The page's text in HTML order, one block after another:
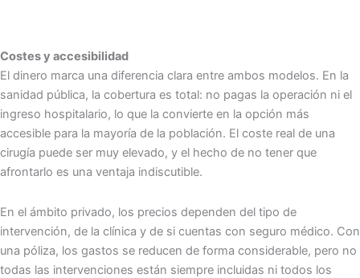
Costes y accesibilidad
El dinero marca una diferencia clara entre ambos modelos. En la
sanidad pública, la cobertura es total: no pagas la operación ni el
ingreso hospitalario, lo que la convierte en la opción más
accesible para la mayoría de la población. El coste real de una
cirugía puede ser muy elevado, y el hecho de no tener que
afrontarlo es una ventaja indiscutible.
En el ámbito privado, los precios dependen del tipo de
intervención, de la clínica y de si cuentas con seguro médico. Con
una póliza, los gastos se reducen de forma considerable, pero no
todas las intervenciones están siempre incluidas ni todos los